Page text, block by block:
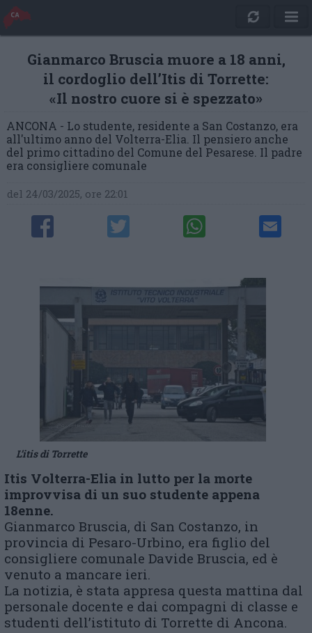
Gianmarco Bruscia muore a 18 anni,
il cordoglio dell’Itis di Torrette:
«Il nostro cuore si è spezzato»
ANCONA - Lo studente, residente a San Costanzo, era
all'ultimo anno del Volterra-Elia. Il pensiero anche
del primo cittadino del Comune del Pesarese. Il padre
era consigliere comunale
del 24/03/2025, ore 22:01
L’itis di Torrette
Itis Volterra-Elia in lutto per la morte
improvvisa di un suo studente appena
18enne.
Gianmarco Bruscia, di San Costanzo, in
provincia di Pesaro-Urbino, era figlio del
consigliere comunale Davide Bruscia, ed è
venuto a mancare ieri.
La notizia, è stata appresa questa mattina dal
personale docente e dai compagni di classe e
studenti dell’istituto di Torrette di Ancona.